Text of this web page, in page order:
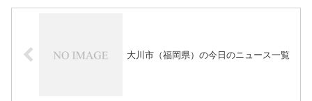
大川市（福岡県）の今日のニュース一覧